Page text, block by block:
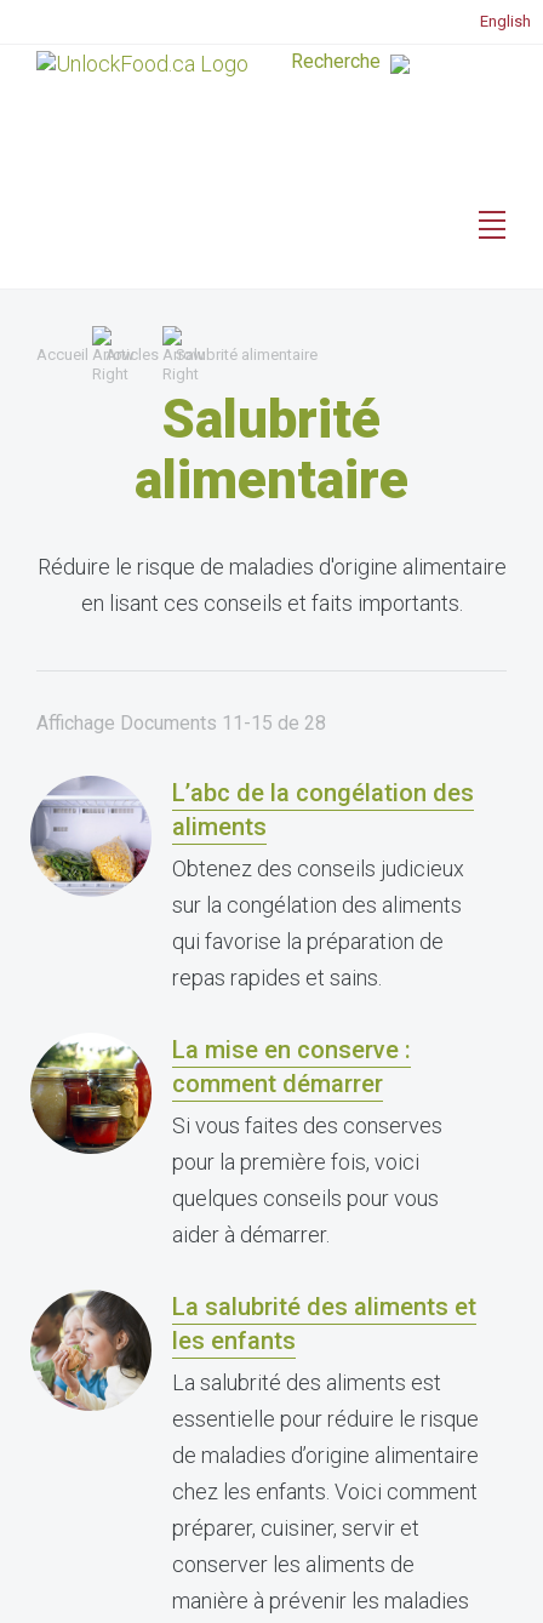
English
Accueil Articles Salubrité alimentaire
Salubrité
alimentaire
Réduire le risque de maladies d'origine alimentaire
en lisant ces conseils et faits importants.
Affichage Documents 11-15 de 28
L’abc de la congélation des
aliments
Obtenez des conseils judicieux
sur la congélation des aliments
qui favorise la préparation de
repas rapides et sains.
La mise en conserve :
comment démarrer
Si vous faites des conserves
pour la première fois, voici
quelques conseils pour vous
aider à démarrer.
La salubrité des aliments et
les enfants
La salubrité des aliments est
essentielle pour réduire le risque
de maladies d’origine alimentaire
chez les enfants. Voici comment
préparer, cuisiner, servir et
conserver les aliments de
manière à prévenir les maladies